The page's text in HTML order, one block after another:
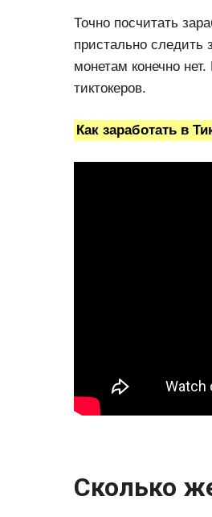
Точно посчитать
пристально следить
монетам конечно
тиктокеров.
Как заработать в
Сколько